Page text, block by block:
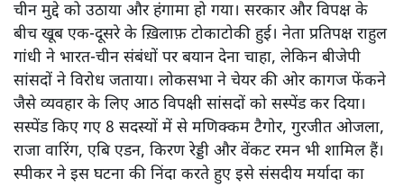
चीन मुद्दे को उठाया और हंगामा हो गया। सरकार और विपक्ष के
बीच खूब एक-दूसरे के ख़िलाफ़ टोकाटोकी हुई। नेता प्रतिपक्ष राहुल
गांधी ने भारत-चीन संबंधों पर बयान देना चाहा, लेकिन बीजेपी
सांसदों ने विरोध जताया। लोकसभा ने चेयर की ओर कागज फेंकने
जैसे व्यवहार के लिए आठ विपक्षी सांसदों को सस्पेंड कर दिया।
सस्पेंड किए गए 8 सदस्यों में से मणिक्कम टैगोर, गुरजीत ओजला,
राजा वारिंग, एबि एडन, किरण रेड्डी और वेंकट रमन भी शामिल हैं।
स्पीकर ने इस घटना की निंदा करते हुए इसे संसदीय मर्यादा का